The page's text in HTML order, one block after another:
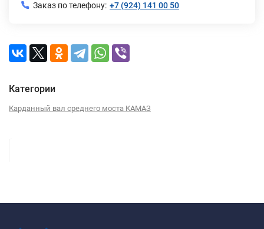
Заказ по телефону: +7 (924) 141 00 50
Категории
Карданный вал среднего моста КАМАЗ